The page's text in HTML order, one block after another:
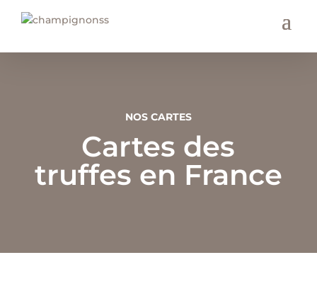
NOS CARTES
Cartes des
truffes en France